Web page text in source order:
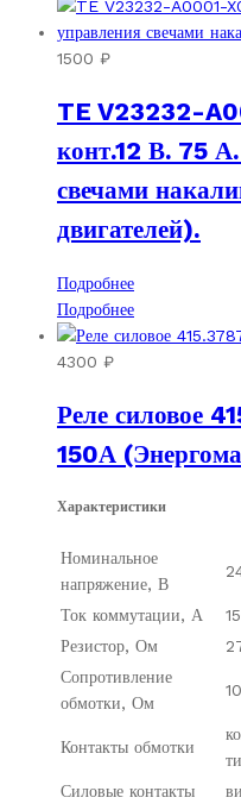
1500 ₽
TE V23232-
конт.12 В. 75
свечами
двигателей).
Подробнее
Подробнее
4300 ₽
Реле силовое
150А
Характеристики
Номинальное
напряжение, В
Ток коммутации, А
Резистор, Ом
Сопротивление
обмотки, Ом
Контакты обмотки
Силовые контакты